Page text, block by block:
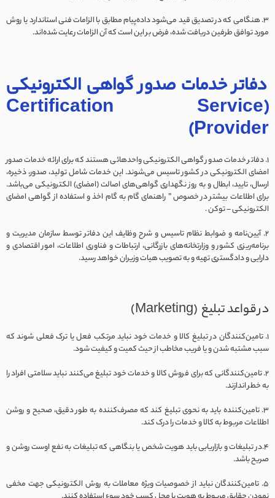
3. هنگامی که در تصدیق قید می‌شود داده‌‌پیام مطابق با الزامات فنی استاندارد یا روش
مورد توافق طرفین دریافت شده، فرض بر این است که آن الزامات رعایت شده‌اند.
دفاتر خدمات صدور گواهی الکترونیکی
(‍Certification Service
Provider)
1. دفاتر خدمات صدور گواهی الکترونیکی واحدهائی هستند که برای ارائه خدمات صدور
امضای الکترونیکی در کشور تاسیس می‌شوند. این خدمات شامل تولید، صدور، ذخیره،
ارسال، تایید، ابطال و به روز نگهداری گواهی‌های اصالت (امضای) الکترونیکی می‌باشد.
برای اطلاعات بیشتر در خصوص ” راهنمای گام به گام اخذ و استفاده از گواهی امضای
الکترونیکی – توکن .
2. آیین‌نامه و ضوابط نظام تاسیس و شرح وظایف این دفاتر توسط سازمان مدیریت و
برنامه‌ریزی کشور و وزارتخانه‌های بازرگانی، ارتباطات و فناوری اطلاعات، امور اقتصادی و
دارایی و دادگستری تهیه و به تصویب هیات وزیران خواهد رسید.
در قواعد تبلیغ (Marketing)
1. تامین‌کنندگان در تبلیغ کالا و خدمات خود نباید مرتکب فعل یا ترک فعلی شوند که
سبب مشتبه شدن و یا فریب مخاطب از حیث کمیت و کیفیت شود.
2. تامین‌کنندگانی که برای فروش کالا و خدمات خود تبلیغ می‌کنند نباید سلامتی افراد را
به خطر اندازند.
3. تامین‌کننده باید به نحوی تبلیغ کند که مصرف‌کننده به طور دقیق، صحیح و روشن
اطلاعات مربوط به کالا و خدمات را درک کند.
4.در تبلیغات و بازاریابی باید هویت شخص یا بنگاهی که تبلیغات به نفع اوست روشن و
صریح باشد.
5. تامین‌کنندگان نباید از خصوصیات ویژه معاملات به روش الکترونیکی جهت مخفی